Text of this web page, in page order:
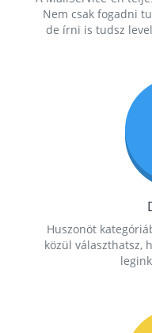
Nem csak fogadni
de írni is tudsz
Huszonöt
közül választhatsz,